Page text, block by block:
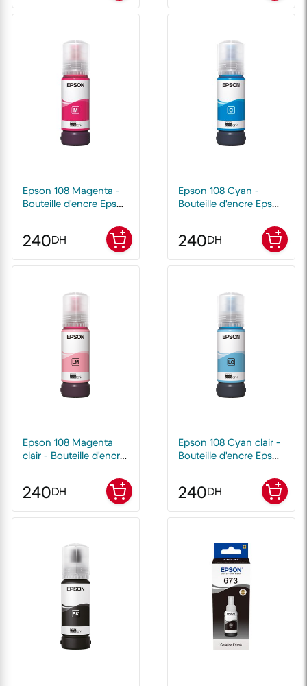
Epson 108 Magenta -
Bouteille d'encre Epson
240DH
Epson 108 Cyan -
Bouteille d'encre Epson
240DH
Epson 108 Magenta
clair - Bouteille d'encre
240DH
Epson 108 Cyan clair -
Bouteille d'encre Epson
240DH